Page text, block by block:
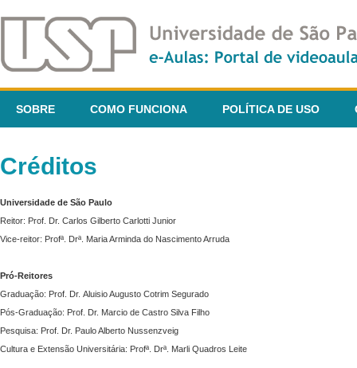
SOBRE COMO FUNCIONA POLÍTICA DE USO
Créditos
Universidade de São Paulo
Reitor: Prof. Dr. Carlos Gilberto Carlotti Junior
Vice-reitor: Profª. Drª. Maria Arminda do Nascimento Arruda
Pró-Reitores
Graduação: Prof. Dr. Aluisio Augusto Cotrim Segurado
Pós-Graduação: Prof. Dr. Marcio de Castro Silva Filho
Pesquisa: Prof. Dr. Paulo Alberto Nussenzveig
Cultura e Extensão Universitária: Profª. Drª. Marli Quadros Leite